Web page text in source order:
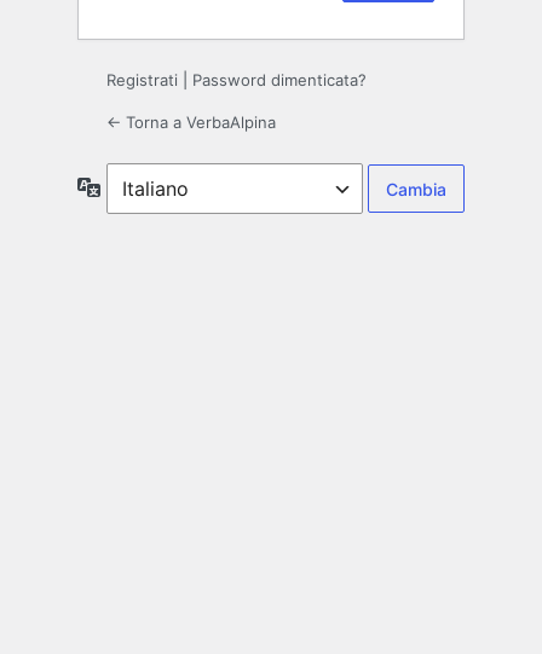
Registrati Password dimenticata?
← Torna a VerbaAlpina
Lingua